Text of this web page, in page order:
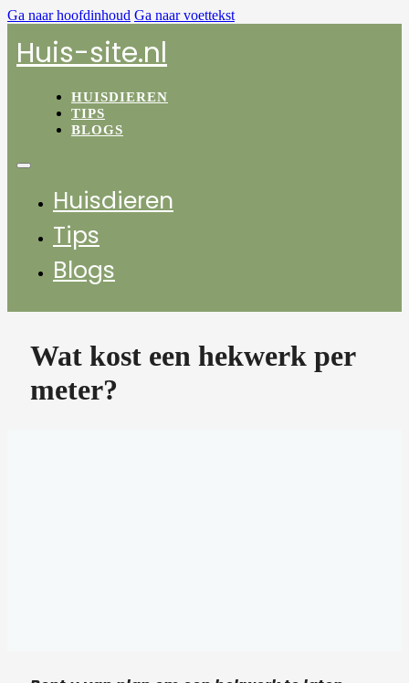
Ga naar hoofdinhoud Ga naar voettekst
Huis-site.nl
HUISDIEREN
TIPS
BLOGS
Huisdieren
Tips
Blogs
Wat kost een hekwerk per
meter?